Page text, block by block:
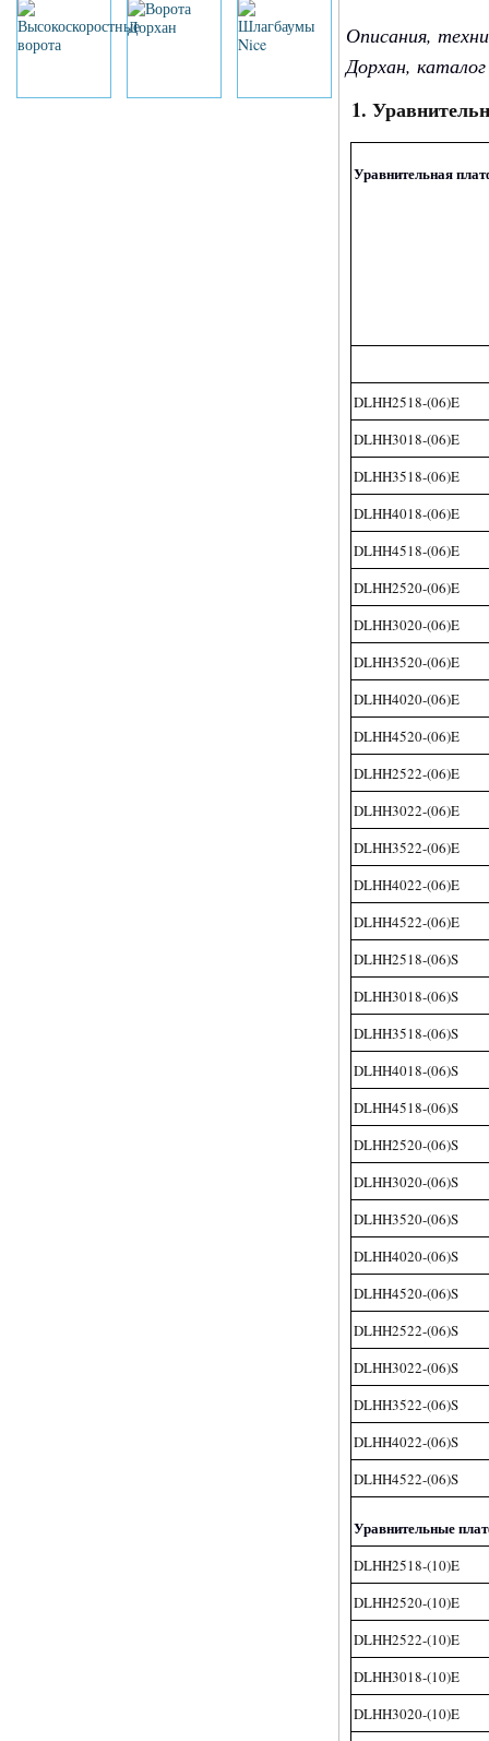
Описания,
Дорхан, каталог
1.
Уравнительная
DLHH2518-(06)E
DLHH3018-(06)E
DLHH3518-(06)E
DLHH4018-(06)E
DLHH4518-(06)E
DLHH2520-(06)E
DLHH3020-(06)E
DLHH3520-(06)E
DLHH4020-(06)E
DLHH4520-(06)E
DLHH2522-(06)E
DLHH3022-(06)E
DLHH3522-(06)E
DLHH4022-(06)E
DLHH4522-(06)E
DLHH2518-(06)S
DLHH3018-(06)S
DLHH3518-(06)S
DLHH4018-(06)S
DLHH4518-(06)S
DLHH2520-(06)S
DLHH3020-(06)S
DLHH3520-(06)S
DLHH4020-(06)S
DLHH4520-(06)S
DLHH2522-(06)S
DLHH3022-(06)S
DLHH3522-(06)S
DLHH4022-(06)S
DLHH4522-(06)S
Уравнительные
DLHH2518-(10)E
DLHH2520-(10)E
DLHH2522-(10)E
DLHH3018-(10)E
DLHH3020-(10)E